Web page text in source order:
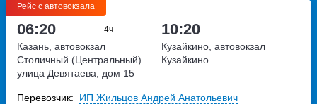
Рейс с автовокзала
06:20 4ч 10:20
Казань, автовокзал
Столичный (Центральный)
улица Девятаева, дом 15
Кузайкино, автовокзал
Кузайкино
Перевозчик: ИП Жильцов Андрей Анатольевич